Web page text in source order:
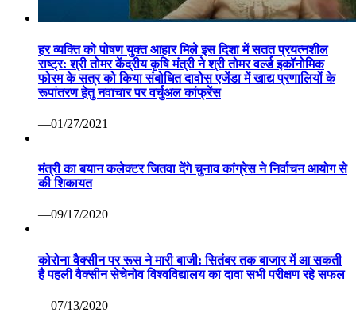
हर व्यक्ति को पोषण युक्त आहार मिले इस दिशा में सतत प्रयत्नशील
राष्ट्र: श्री तोमर केंद्रीय कृषि मंत्री ने श्री तोमर वर्ल्ड इकॉनोमिक
फोरम के सत्र को किया संबोधित दावोस एजेंडा में खाद्य प्रणालियों के
रूपांतरण हेतु नवाचार पर वर्चुअल कांफ्रेंस
—01/27/2021
मंत्री का बयान कलेक्टर जितवा देंगे चुनाव कांग्रेस ने निर्वाचन आयोग से
की शिकायत
—09/17/2020
कोरोना वैक्सीन पर रूस ने मारी बाजी: सितंबर तक बाजार में आ सकती
है पहली वैक्सीन सेचेनोव विश्वविद्यालय का दावा सभी परीक्षण रहे सफल
—07/13/2020